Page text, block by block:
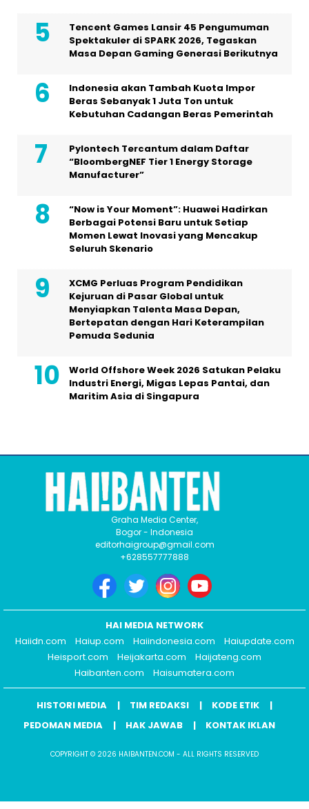
Tencent Games Lansir 45 Pengumuman
Spektakuler di SPARK 2026, Tegaskan
Masa Depan Gaming Generasi Berikutnya
Indonesia akan Tambah Kuota Impor
Beras Sebanyak 1 Juta Ton untuk
Kebutuhan Cadangan Beras Pemerintah
Pylontech Tercantum dalam Daftar
“BloombergNEF Tier 1 Energy Storage
Manufacturer”
“Now is Your Moment”: Huawei Hadirkan
Berbagai Potensi Baru untuk Setiap
Momen Lewat Inovasi yang Mencakup
Seluruh Skenario
XCMG Perluas Program Pendidikan
Kejuruan di Pasar Global untuk
Menyiapkan Talenta Masa Depan,
Bertepatan dengan Hari Keterampilan
Pemuda Sedunia
World Offshore Week 2026 Satukan Pelaku
Industri Energi, Migas Lepas Pantai, dan
Maritim Asia di Singapura
Graha Media Center,
Bogor - Indonesia
editorhaigroup@gmail.com
+628557777888
HAI MEDIA NETWORK
Haiidn.com
Haiup.com Haiindonesia.com
Haiupdate.com
Heisport.com
Heijakarta.com
Haijateng.com
Haibanten.com
Haisumatera.com
HISTORI MEDIA TIM REDAKSI
KODE ETIK
PEDOMAN MEDIA
HAK JAWAB KONTAK IKLAN
COPYRIGHT © 2026 HAIBANTEN.COM - ALL RIGHTS RESERVED